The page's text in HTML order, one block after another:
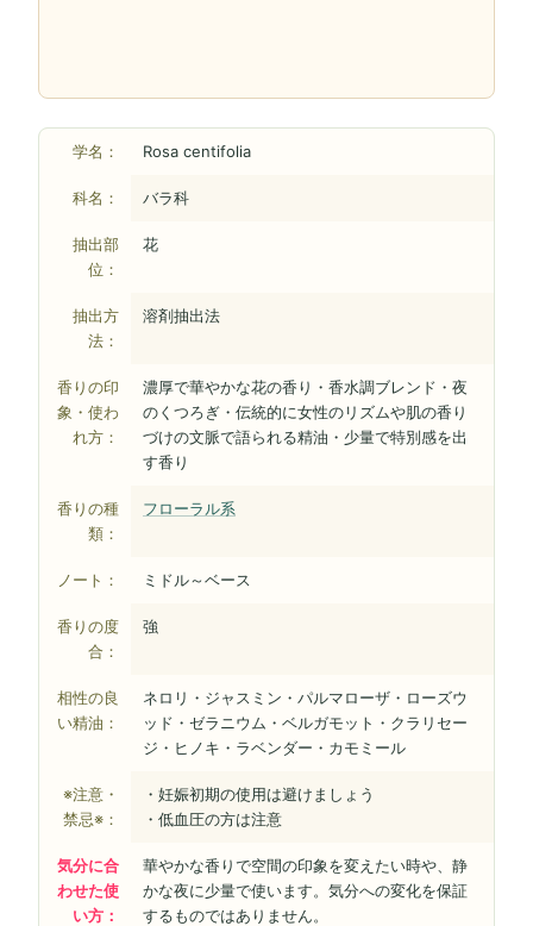
学名： Rosa centifolia
科名： バラ科
抽出部
位：
花
抽出方
法：
溶剤抽出法
香りの印
象・使わ
れ方：
濃厚で華やかな花の香り・香水調ブレンド・夜
のくつろぎ・伝統的に女性のリズムや肌の香り
づけの文脈で語られる精油・少量で特別感を出
す香り
香りの種
類：
フローラル系
ノート： ミドル～ベース
香りの度
合：
強
相性の良
い精油：
ネロリ・ジャスミン・パルマローザ・ローズウ
ッド・ゼラニウム・ベルガモット・クラリセー
ジ・ヒノキ・ラベンダー・カモミール
※注意・
禁忌※：
・妊娠初期の使用は避けましょう
・低血圧の方は注意
気分に合
わせた使
い方：
華やかな香りで空間の印象を変えたい時や、静
かな夜に少量で使います。気分への変化を保証
するものではありません。